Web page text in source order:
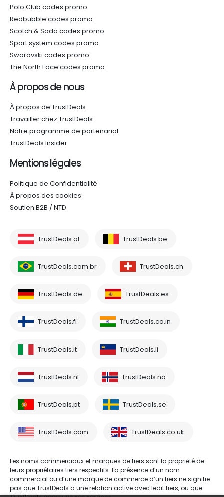
Polo Club codes promo
Redbubble codes promo
Scotch & Soda codes promo
Sport system codes promo
Swarovski codes promo
The North Face codes promo
À propos de nous
À propos de TrustDeals
Travailler chez TrustDeals
Notre programme de partenariat
TrustDeals Insider
Mentions légales
Politique de Confidentialité
À propos des cookies
Soutien B2B / NTD
TrustDeals.at TrustDeals.be
TrustDeals.com.br TrustDeals.ch
TrustDeals.de TrustDeals.es
TrustDeals.fi TrustDeals.co.in
TrustDeals.it TrustDeals.li
TrustDeals.nl TrustDeals.no
TrustDeals.pt TrustDeals.se
TrustDeals.com TrustDeals.co.uk
Les noms commerciaux et marques de tiers sont la propriété de
leurs propriétaires tiers respectifs. La présence d’un nom
commercial ou d’une marque de commerce d’un tiers ne signifie
pas que TrustDeals a une relation active avec ledit tiers, ou que